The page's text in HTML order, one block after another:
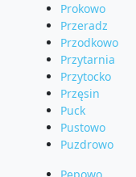
Prokowo
Przeradz
Przodkowo
Przytarnia
Przytocko
Przęsin
Puck
Pustowo
Puzdrowo